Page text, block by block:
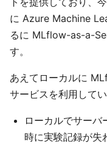
に Azure Machine
るに MLflow-as-a-
す。
あえてローカルに
サービスを利用して
ローカルでサーバ
時に実験記録が失